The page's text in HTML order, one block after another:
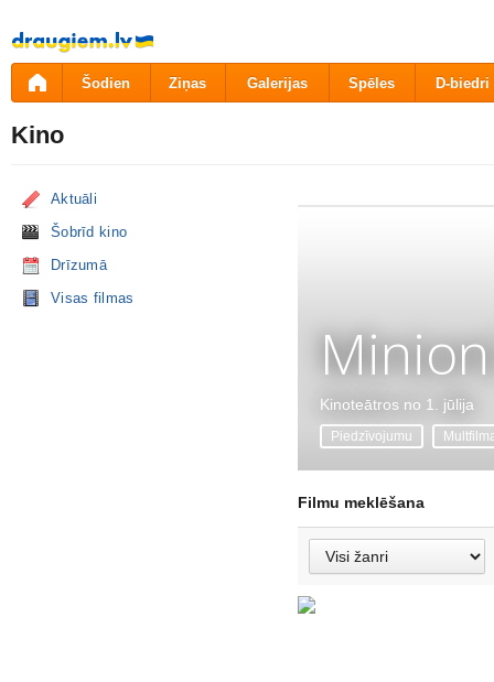
Pāriet
uz
saturu
Šodien Ziņas Galerijas Spēles D-biedri
Kino
Aktuāli
Šobrīd kino
Drīzumā
Visas filmas
Kinoteātros no 1. jūlija
Piedzīvojumu
Filmu meklēšana